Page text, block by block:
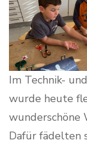
Im Technik-
wurde heute
wunderschöne
Dafür fädelten